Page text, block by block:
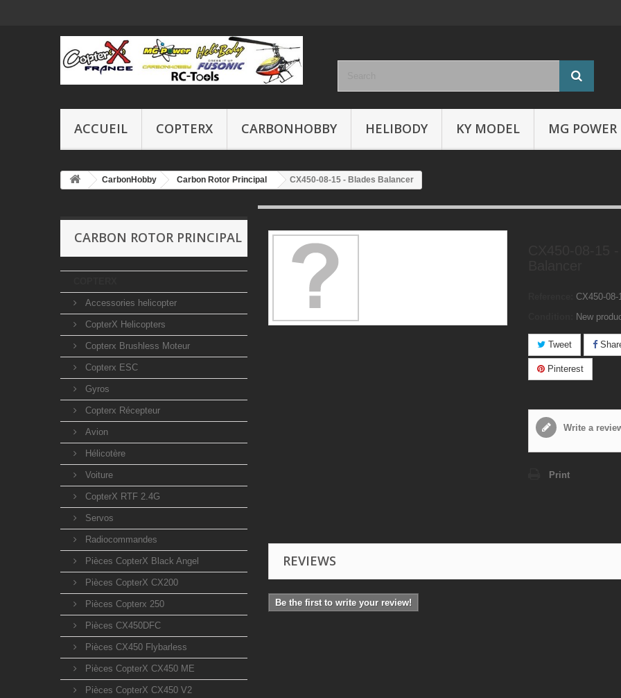
ACCUEIL COPTERX CARBONHOBBY HELIBODY KY MODEL MG POWER
CarbonHobby Carbon Rotor Principal CX450-08-15 - Blades Balancer
CARBON ROTOR PRINCIPAL
Accessories helicopter
CopterX Helicopters
Copterx Brushless Moteur
Copterx ESC
Gyros
Copterx Récepteur
Avion
Hélicotère
Voiture
CopterX RTF 2.4G
Servos
Radiocommandes
Pièces CopterX Black Angel
Pièces CopterX CX200
Pièces Copterx 250
Pièces CX450DFC
Pièces CX450 Flybarless
Pièces CopterX CX450 ME
Pièces CopterX CX450 V2
CX450-08-
New
Tweet
Pinterest
Write a
Print
REVIEWS
Be the first to write your review!